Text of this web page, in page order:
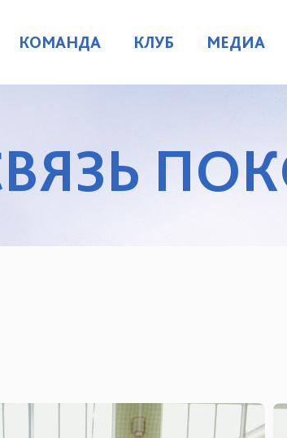
КОМАНДА КЛУБ МЕДИА